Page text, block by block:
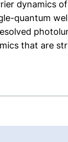
dynamics
quantum
that are